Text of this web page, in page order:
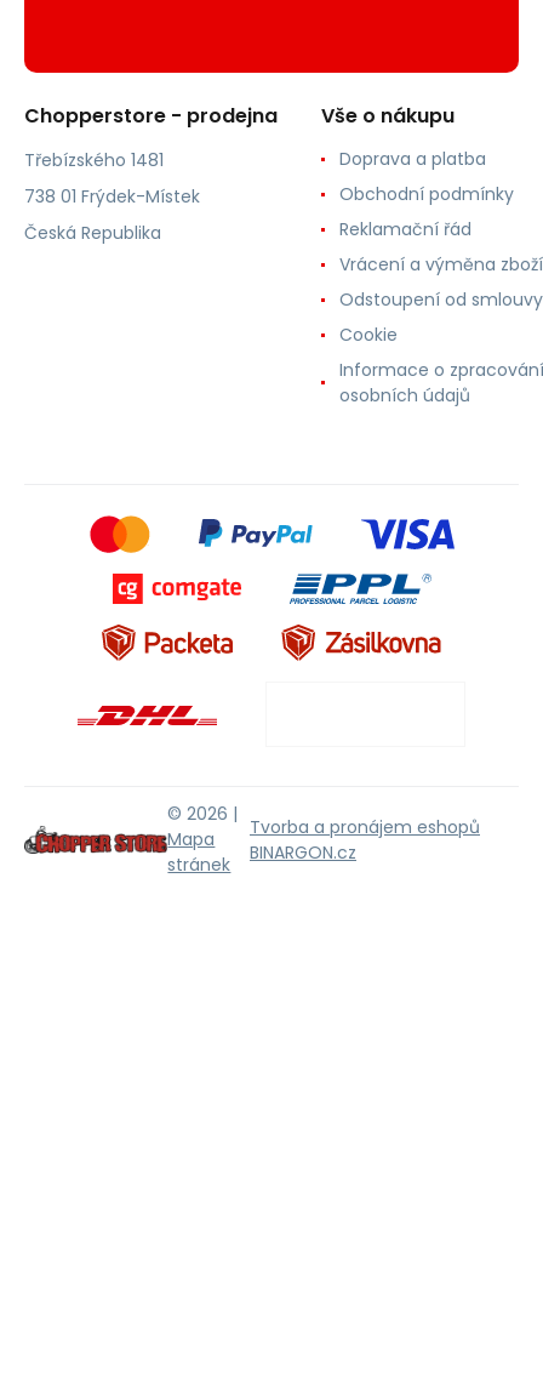
Chopperstore - prodejna
Třebízského 1481
738 01 Frýdek-Místek
Česká Republika
Vše o nákupu
Doprava a platba
Obchodní podmínky
Reklamační řád
Vrácení a výměna zboží
Odstoupení od smlouvy
Cookie
Informace o zpracování
osobních údajů
© 2026 |
Mapa
stránek
Tvorba a pronájem eshopů
BINARGON.cz